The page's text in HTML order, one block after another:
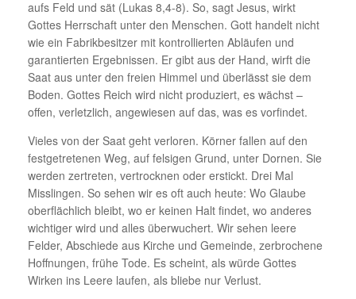
aufs Feld und sät (Lukas 8,4-8). So, sagt Jesus, wirkt
Gottes Herrschaft unter den Menschen. Gott handelt nicht
wie ein Fabrikbesitzer mit kontrollierten Abläufen und
garantierten Ergebnissen. Er gibt aus der Hand, wirft die
Saat aus unter den freien Himmel und überlässt sie dem
Boden. Gottes Reich wird nicht produziert, es wächst –
offen, verletzlich, angewiesen auf das, was es vorfindet.
Vieles von der Saat geht verloren. Körner fallen auf den
festgetretenen Weg, auf felsigen Grund, unter Dornen. Sie
werden zertreten, vertrocknen oder erstickt. Drei Mal
Misslingen. So sehen wir es oft auch heute: Wo Glaube
oberflächlich bleibt, wo er keinen Halt findet, wo anderes
wichtiger wird und alles überwuchert. Wir sehen leere
Felder, Abschiede aus Kirche und Gemeinde, zerbrochene
Hoffnungen, frühe Tode. Es scheint, als würde Gottes
Wirken ins Leere laufen, als bliebe nur Verlust.